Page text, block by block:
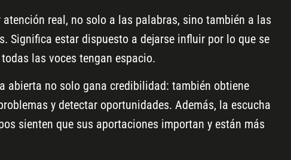
real, no solo a las palabras, sino también a las
Significa estar dispuesto a dejarse influir por lo que se
las voces tengan espacio.
abierta no solo gana credibilidad: también obtiene
y detectar oportunidades. Además, la escucha
sienten que sus aportaciones importan y están más